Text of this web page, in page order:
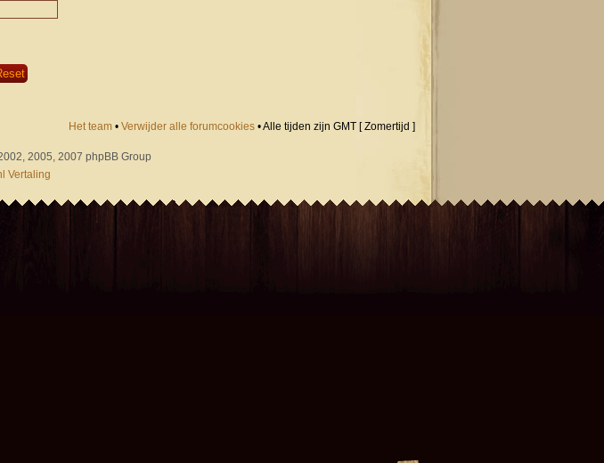
Het team • Verwijder alle forumcookies • Alle tijden zijn GMT [ Zomertijd ]
2005, 2007 phpBB Group
Vertaling